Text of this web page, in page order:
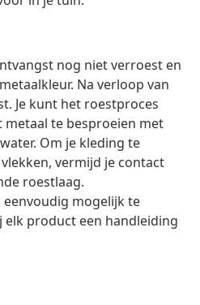
nog niet verroest en
Na verloop van
Je kunt het roestproces
te besproeien met
Om je kleding te
vermijd je contact
roestlaag.
mogelijk te
product een handleiding